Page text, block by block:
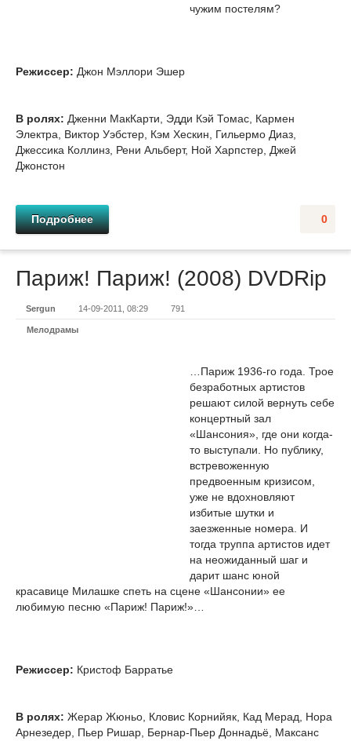
чужим постелям?
Режиссер: Джон Мэллори Эшер
В ролях: Дженни МакКарти, Эдди Кэй Томас, Кармен
Электра, Виктор Уэбстер, Кэм Хескин, Гильермо Диаз,
Джессика Коллинз, Рени Альберт, Ной Харпстер, Джей
Джонстон
0
Подробнее
Париж! Париж! (2008) DVDRір
Sergun 14-09-2011, 08:29 791
Мелодрамы
…Париж 1936-го года. Трое
безработных артистов
решают силой вернуть себе
концертный зал
«Шансония», где они когда-
то выступали. Но публику,
встревоженную
предвоенным кризисом,
уже не вдохновляют
избитые шутки и
заезженные номера. И
тогда труппа артистов идет
на неожиданный шаг и
дарит шанс юной
красавице Милашке спеть на сцене «Шансонии» ее
любимую песню «Париж! Париж!»…
Режиссер: Кристоф Барратье
В ролях: Жерар Жюньо, Кловис Корнийяк, Кад Мерад, Нора
Арнезедер, Пьер Ришар, Бернар-Пьер Доннадьё, Максанс